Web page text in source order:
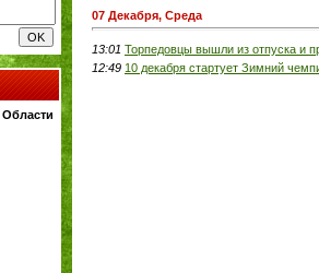
07 Декабря, Среда
13:01 Торпедовцы вышли из отпуска и
12:49 10 декабря стартует Зимний